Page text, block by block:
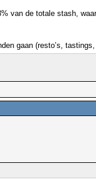
van de totale stash,
gaan (resto’s,